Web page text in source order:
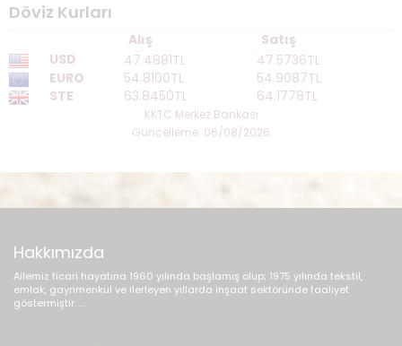
Döviz Kurları
Alış
Satış
USD
47.4881TL
47.5736TL
EURO
54.8100TL
54.9087TL
STE
63.8450TL 64.1778TL
KKTC Merkez Bankası
Güncelleme: 06/08/2026
Hakkımızda
Ailemiz ticari hayatına 1960 yılında başlamış olup; 1975 yılında tekstil,
emlak, gayrimenkul ve ilerleyen yıllarda inşaat sektöründe faaliyet
göstermiştir. ...